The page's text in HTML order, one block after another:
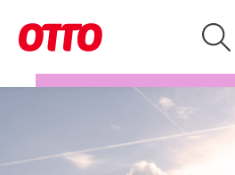
Zum Hauptinhalt